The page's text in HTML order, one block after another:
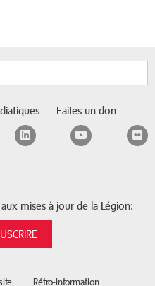
Faites un don
LinkedInYouTube
mises à jour de la Légion:
Rétro-information